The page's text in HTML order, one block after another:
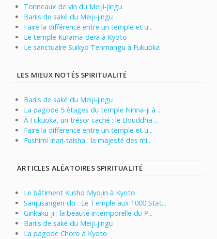
Tonneaux de vin du Meiji-jingu
Barils de saké du Meiji-jingu
Faire la différence entre un temple et u...
Le temple Kurama-dera à Kyoto
Le sanctuaire Suikyo Tenmangu à Fukuoka
LES MIEUX NOTÉS SPIRITUALITÉ
Barils de saké du Meiji-jingu
La pagode 5 étages du temple Ninna-ji à ...
À Fukuoka, un trésor caché : le Bouddha ...
Faire la différence entre un temple et u...
Fushimi Inari-taisha : la majesté des mi...
ARTICLES ALÉATOIRES SPIRITUALITÉ
Le bâtiment Kusho Myojin à Kyoto
Sanjusangen-do : Le Temple aux 1000 Stat...
Ginkaku-ji : la beauté intemporelle du P...
Barils de saké du Meiji-jingu
La pagode Choro à Kyoto